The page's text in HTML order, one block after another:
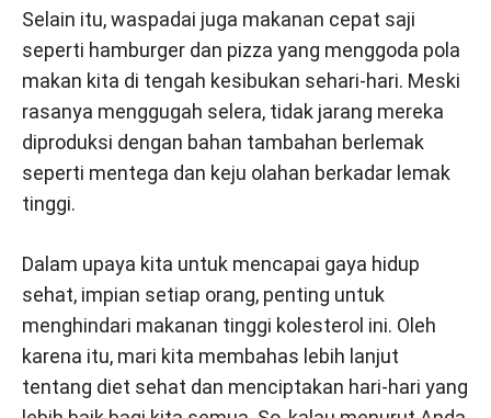
Selain itu, waspadai juga makanan cepat saji
seperti hamburger dan pizza yang menggoda pola
makan kita di tengah kesibukan sehari-hari. Meski
rasanya menggugah selera, tidak jarang mereka
diproduksi dengan bahan tambahan berlemak
seperti mentega dan keju olahan berkadar lemak
tinggi.
Dalam upaya kita untuk mencapai gaya hidup
sehat, impian setiap orang, penting untuk
menghindari makanan tinggi kolesterol ini. Oleh
karena itu, mari kita membahas lebih lanjut
tentang diet sehat dan menciptakan hari-hari yang